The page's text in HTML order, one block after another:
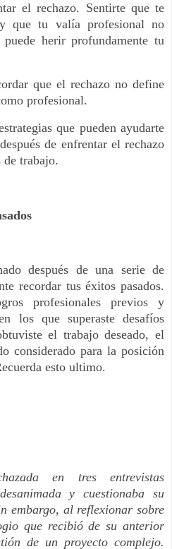
el rechazo. Sentirte que te
que tu valía profesional no
herir profundamente tu
que el rechazo no define
profesional.
que pueden ayudarte
de enfrentar el rechazo
de trabajo.
después de una serie de
recordar tus éxitos pasados.
profesionales previos y
los que superaste desafíos
el trabajo deseado, el
considerado para la posición
esto ultimo.
en tres entrevistas
y cuestionaba su
embargo, al reflexionar sobre
que recibió de su anterior
de un proyecto complejo.